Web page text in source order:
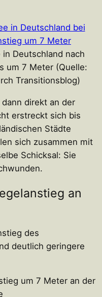
Deutschland nach
um 7 Meter (Quelle:
Transitionsblog)
direkt an der
erstreckt sich bis
Städte
sich zusammen mit
Schicksal: Sie
an
des
deutlich geringere